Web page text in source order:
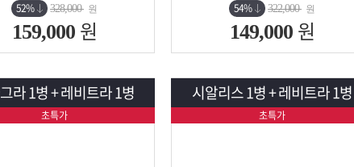
52% 328,000 원
159,000 원
54% 322,000 원
149,000 원
라 1병 + 레비트라 1병
초특가
시알리스 1병 + 레비트라 1병
초특가